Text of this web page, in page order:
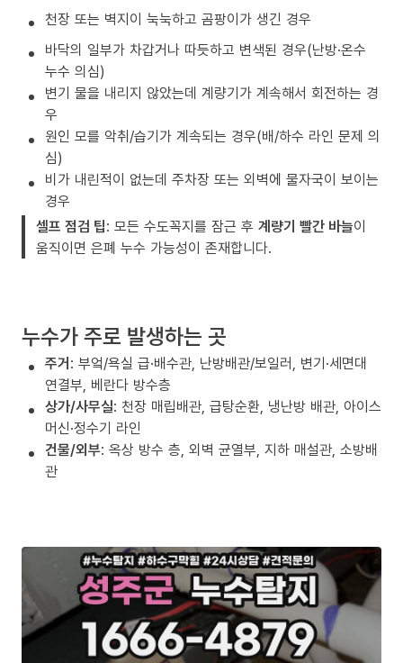
천장 또는 벽지이 눅눅하고 곰팡이가 생긴 경우
바닥의 일부가 차갑거나 따듯하고 변색된 경우(난방·온수
누수 의심)
변기 물을 내리지 않았는데 계량기가 계속해서 회전하는 경
우
원인 모를 악취/습기가 계속되는 경우(배/하수 라인 문제 의
심)
비가 내린적이 없는데 주차장 또는 외벽에 물자국이 보이는
경우
셀프 점검 팁: 모든 수도꼭지를 잠근 후 계량기 빨간 바늘이
움직이면 은폐 누수 가능성이 존재합니다.
누수가 주로 발생하는 곳
주거: 부엌/욕실 급·배수관, 난방배관/보일러, 변기·세면대
연결부, 베란다 방수층
상가/사무실: 천장 매립배관, 급탕순환, 냉난방 배관, 아이스
머신·정수기 라인
건물/외부: 옥상 방수 층, 외벽 균열부, 지하 매설관, 소방배
관